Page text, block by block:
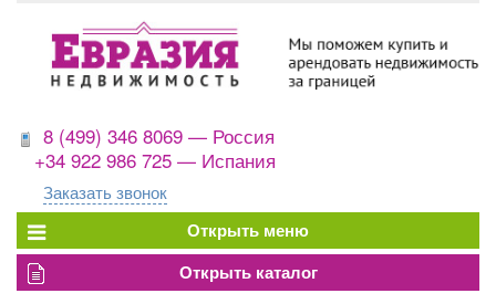
8 (499) 346 8069 — Россия
+34 922 986 725 — Испания
Заказать звонок